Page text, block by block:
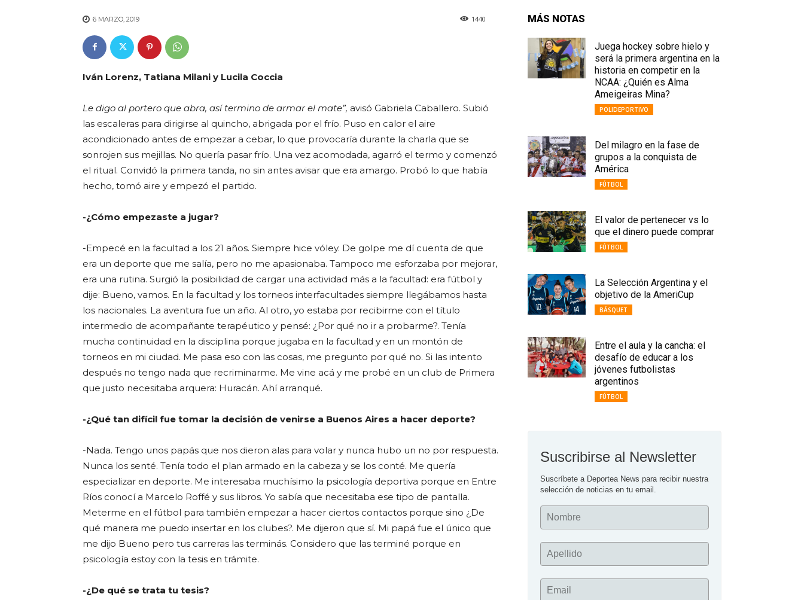
1440
6 MARZO, 2019
Iván Lorenz, Tatiana Milani y Lucila Coccia
Le digo al portero que abra, así termino de armar el mate”, avisó Gabriela Caballero. Subió
las escaleras para dirigirse al quincho, abrigada por el frío. Puso en calor el aire
acondicionado antes de empezar a cebar, lo que provocaría durante la charla que se
sonrojen sus mejillas. No quería pasar frío. Una vez acomodada, agarró el termo y comenzó
el ritual. Convidó la primera tanda, no sin antes avisar que era amargo. Probó lo que había
hecho, tomó aire y empezó el partido.
-¿Cómo empezaste a jugar?
-Empecé en la facultad a los 21 años. Siempre hice vóley. De golpe me dí cuenta de que
era un deporte que me salía, pero no me apasionaba. Tampoco me esforzaba por mejorar,
era una rutina. Surgió la posibilidad de cargar una actividad más a la facultad: era fútbol y
dije: Bueno, vamos. En la facultad y los torneos interfacultades siempre llegábamos hasta
los nacionales. La aventura fue un año. Al otro, yo estaba por recibirme con el título
intermedio de acompañante terapéutico y pensé: ¿Por qué no ir a probarme?. Tenía
mucha continuidad en la disciplina porque jugaba en la facultad y en un montón de
torneos en mi ciudad. Me pasa eso con las cosas, me pregunto por qué no. Si las intento
después no tengo nada que recriminarme. Me vine acá y me probé en un club de Primera
que justo necesitaba arquera: Huracán. Ahí arranqué.
-¿Qué tan difícil fue tomar la decisión de venirse a Buenos Aires a hacer deporte?
-Nada. Tengo unos papás que nos dieron alas para volar y nunca hubo un no por respuesta.
Nunca los senté. Tenía todo el plan armado en la cabeza y se los conté. Me quería
especializar en deporte. Me interesaba muchísimo la psicología deportiva porque en Entre
Ríos conocí a Marcelo Roffé y sus libros. Yo sabía que necesitaba ese tipo de pantalla.
Meterme en el fútbol para también empezar a hacer ciertos contactos porque sino ¿De
qué manera me puedo insertar en los clubes?. Me dijeron que sí. Mi papá fue el único que
me dijo Bueno pero tus carreras las terminás. Considero que las terminé porque en
psicología estoy con la tesis en trámite.
-¿De qué se trata tu tesis?
MÁS NOTAS
Juega hockey sobre hielo y
será la primera argentina en la
historia en competir en la
NCAA: ¿Quién es Alma
Ameigeiras Mina?
POLIDEPORTIVO
Del milagro en la fase de
grupos a la conquista de
América
FÚTBOL
El valor de pertenecer vs lo
que el dinero puede comprar
FÚTBOL
La Selección Argentina y el
objetivo de la AmeriCup
BÁSQUET
Entre el aula y la cancha: el
desafío de educar a los
jóvenes futbolistas
argentinos
FÚTBOL
Suscribirse al Newsletter
Suscríbete a Deportea News para recibir nuestra
selección de noticias en tu email.
Nombre
Apellido
Email